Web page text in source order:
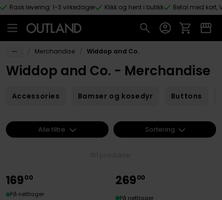
Hopp til hovedinnhold
Rask levering: 1-3 virkedager Klikk og hent i butikk Betal med kort,
Merchandise Widdop and Co.
Widdop and Co. - Merchandise
Accessories Bamser og kosedyr Buttons
16900
På nettlager
26900
På nettlager
Alle filtre Sortering